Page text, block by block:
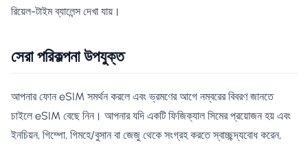
রিয়েল-টাইম ব্যালেন্স দেখা যায়।
সেরা পরিকল্পনা উপযুক্ত
আপনার ফোন eSIM সমর্থন করলে এবং ভ্রমণের আগে নম্বরের বিবরণ জানতে
চাইলে eSIM বেছে নিন। আপনার যদি একটি ফিজিক্যাল সিমের প্রয়োজন হয় এবং
ইনচিয়ন, গিম্পো, গিমহে/বুসান বা জেজু থেকে সংগ্রহ করতে স্বাচ্ছন্দ্যবোধ করেন,